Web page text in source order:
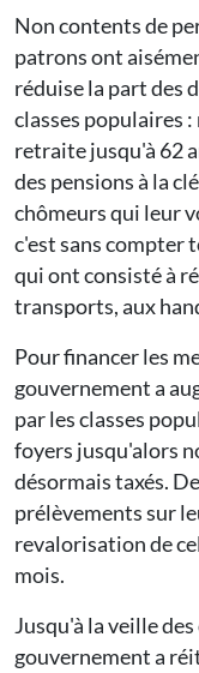
Non contents de
patrons ont
réduise la part des
classes populaires
retraite jusqu'à 62
des pensions à la
chômeurs qui leur
c'est sans compter
qui ont consisté à
transports, aux
Pour financer les
gouvernement a
par les classes
foyers jusqu'alors
désormais taxés.
prélèvements sur
revalorisation de
mois.
Jusqu'à la veille
gouvernement a